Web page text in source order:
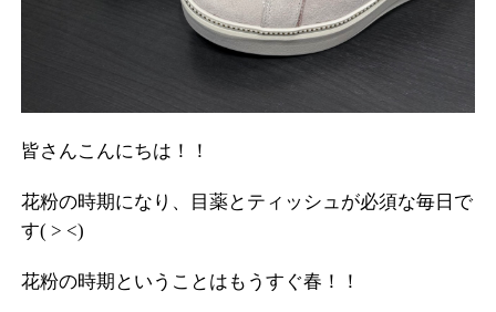
皆さんこんにちは！！
花粉の時期になり、目薬とティッシュが必須な毎日で
す( > <)
花粉の時期ということはもうすぐ春！！